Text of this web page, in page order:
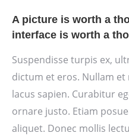
A picture is worth a
interface is worth a
Suspendisse turpis ex,
dictum et eros. Nullam
lacus sapien. Curabitur
ornare justo. Etiam
aliquet. Donec mollis